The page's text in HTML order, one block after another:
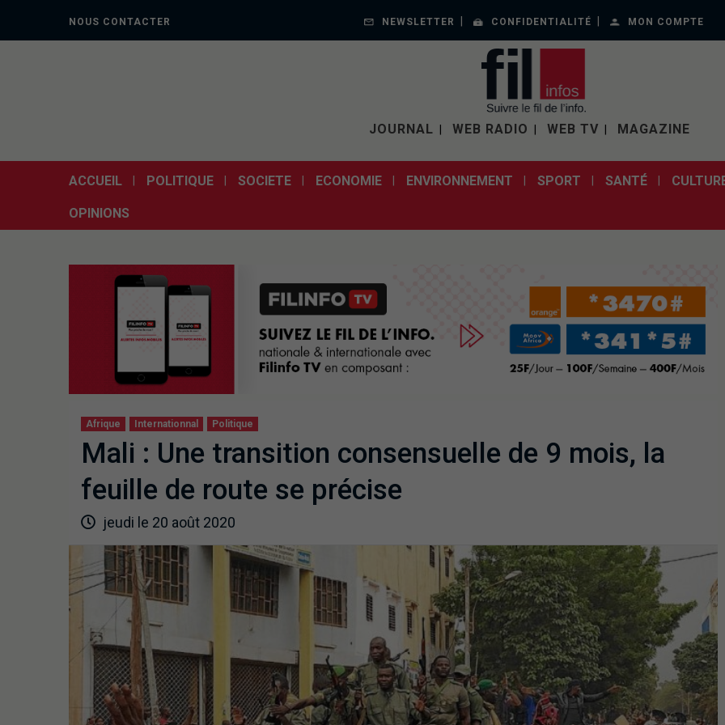
NOUS CONTACTER NEWSLETTER CONFIDENTIALITÉ MON COMPTE
JOURNAL WEB RADIO WEB TV MAGAZINE
ACCUEIL POLITIQUE SOCIETE ECONOMIE ENVIRONNEMENT SPORT SANTÉ
OPINIONS
Afrique Internationnal Politique
Mali : Une transition consensuelle de 9 mois, la
feuille de route se précise
jeudi le 20 août 2020